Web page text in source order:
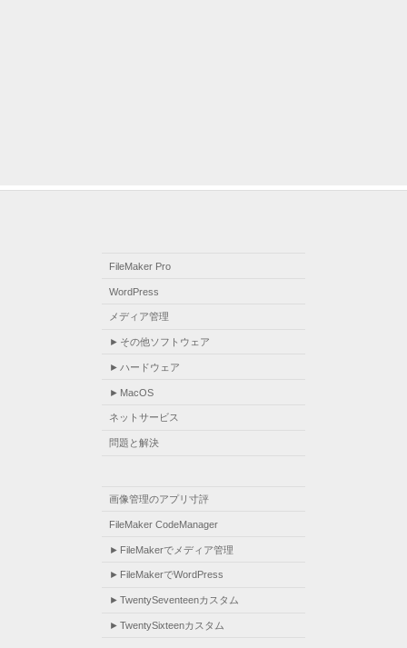
FileMaker Pro
WordPress
メディア管理
その他ソフトウェア
ハードウェア
MacOS
ネットサービス
問題と解決
画像管理のアプリ寸評
FileMaker CodeManager
FileMakerでメディア管理
FileMakerでWordPress
TwentySeventeenカスタム
TwentySixteenカスタム